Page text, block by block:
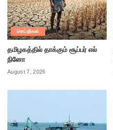
செய்திகள்
தமிழகத்தில் தாக்கும் சூப்பர் எல்
நினோ
August 7, 2026